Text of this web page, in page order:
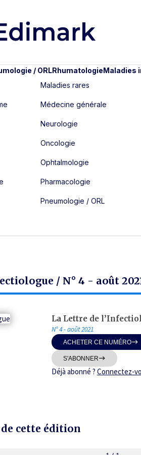
/ ORLRhumatologieMaladies
Maladies rares
Médecine générale
Neurologie
Oncologie
Ophtalmologie
Pharmacologie
Pneumologie / ORL
/ N° 4 - août
La Lettre de
N° 4 - août 2021
ACHETER CE NUMÉRO
S'ABONNER
Déjà abonné ? Connectez-
cette édition